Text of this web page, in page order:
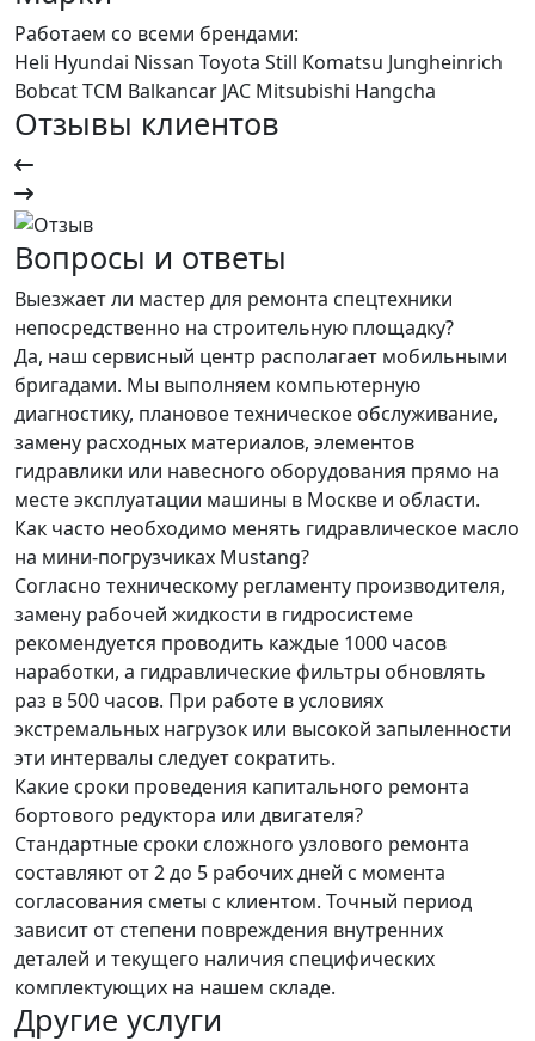
Работаем со всеми брендами:
Heli Hyundai Nissan Toyota Still Komatsu Jungheinrich
BobcatTCM Balkancar JAC Mitsubishi Hangcha
Отзывы клиентов
Вопросы и ответы
Выезжает ли мастер для ремонта спецтехники
непосредственно на строительную площадку?
Да, наш сервисный центр располагает мобильными
бригадами. Мы выполняем компьютерную
диагностику, плановое техническое обслуживание,
замену расходных материалов, элементов
гидравлики или навесного оборудования прямо на
месте эксплуатации машины в Москве и области.
Как часто необходимо менять гидравлическое масло
на мини-погрузчиках Mustang?
Согласно техническому регламенту производителя,
замену рабочей жидкости в гидросистеме
рекомендуется проводить каждые 1000 часов
наработки, а гидравлические фильтры обновлять
раз в 500 часов. При работе в условиях
экстремальных нагрузок или высокой запыленности
эти интервалы следует сократить.
Какие сроки проведения капитального ремонта
бортового редуктора или двигателя?
Стандартные сроки сложного узлового ремонта
составляют от 2 до 5 рабочих дней с момента
согласования сметы с клиентом. Точный период
зависит от степени повреждения внутренних
деталей и текущего наличия специфических
комплектующих на нашем складе.
Другие услуги